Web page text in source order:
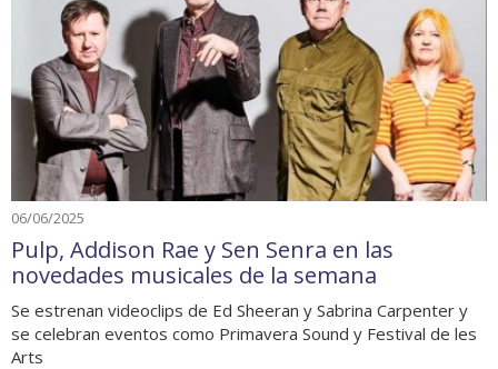
06/06/2025
Pulp, Addison Rae y Sen Senra en las
novedades musicales de la semana
Se estrenan videoclips de Ed Sheeran y Sabrina Carpenter y
se celebran eventos como Primavera Sound y Festival de les
Arts